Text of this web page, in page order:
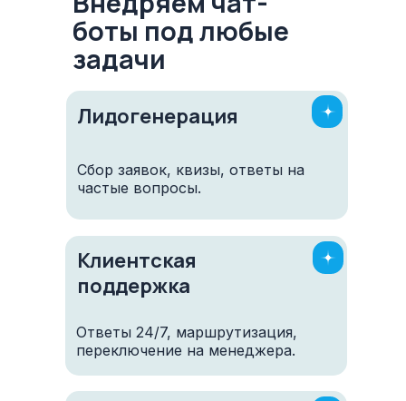
боты под любые
задачи
Лидогенерация
Сбор заявок, квизы, ответы на
частые вопросы.
Клиентская
поддержка
Ответы 24/7, маршрутизация,
переключение на менеджера.